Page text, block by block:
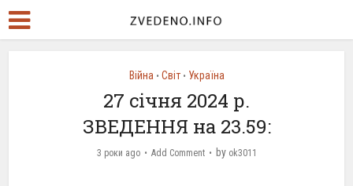
Війна • Світ • Україна
27 січня 2024 р.
ЗВЕДЕННЯ на 23.59:
3 роки ago Add Comment by ok3011